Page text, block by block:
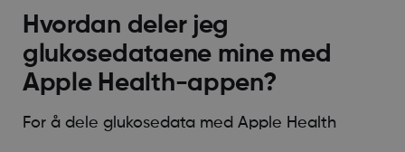
Hvordan deler jeg
glukosedataene mine med
Apple Health-appen?
For å dele glukosedata med Apple Health